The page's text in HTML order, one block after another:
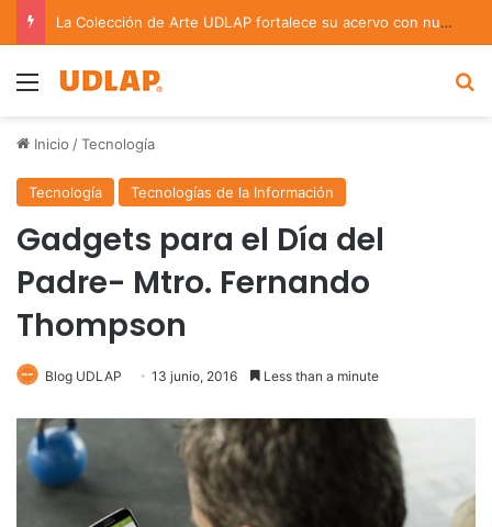
La Colección de Arte UDLAP fortalece su acervo con nuevas obras de artistas emergentes y consolidados
Menu
Inicio /Tecnología
Tecnología Tecnologías de la Información
Gadgets para el Día del
Padre- Mtro. Fernando
Thompson
Blog UDLAP 13 junio, 2016 Less than a minute